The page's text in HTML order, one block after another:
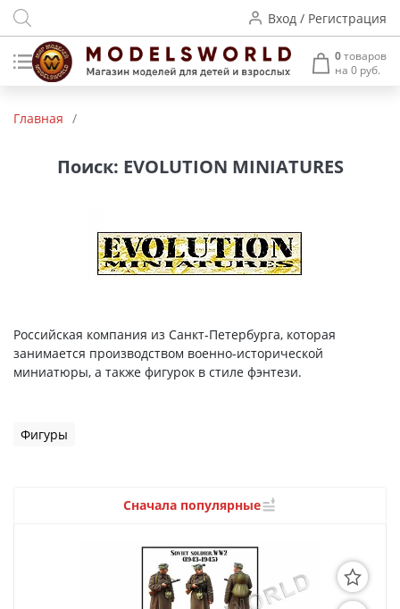
Вход / Регистрация
0товаров
на 0 руб.
устройства
Архитектурные макеты
Модели из бумаги
Материалы для моделизма
Литература для моделиста
Главная /
Поиск: EVOLUTION MINIATURES
Российская компания из Санкт-Петербурга, которая
занимается производством военно-исторической
миниатюры, а также фигурок в стиле фэнтези.
Фигуры
Сначала популярные